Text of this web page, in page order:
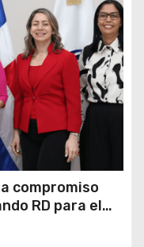
compromiso
RD para el